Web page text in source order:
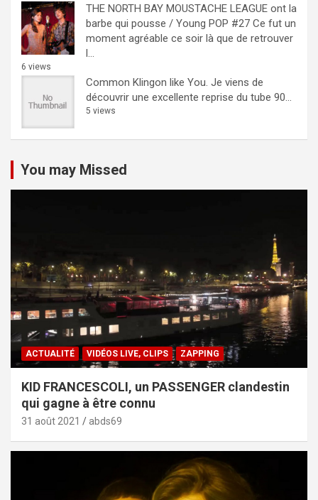
THE NORTH BAY MOUSTACHE LEAGUE ont la
barbe qui pousse / Young POP #27 Ce fut un
moment agréable ce soir là que de retrouver
l...
6 views
Common Klingon like You. Je viens de
découvrir une excellente reprise du tube 90...
5 views
You may Missed
ACTUALITÉ VIDÉOS LIVE, CLIPS ZAPPING
KID FRANCESCOLI, un PASSENGER clandestin
qui gagne à être connu
31 août 2021 abds69